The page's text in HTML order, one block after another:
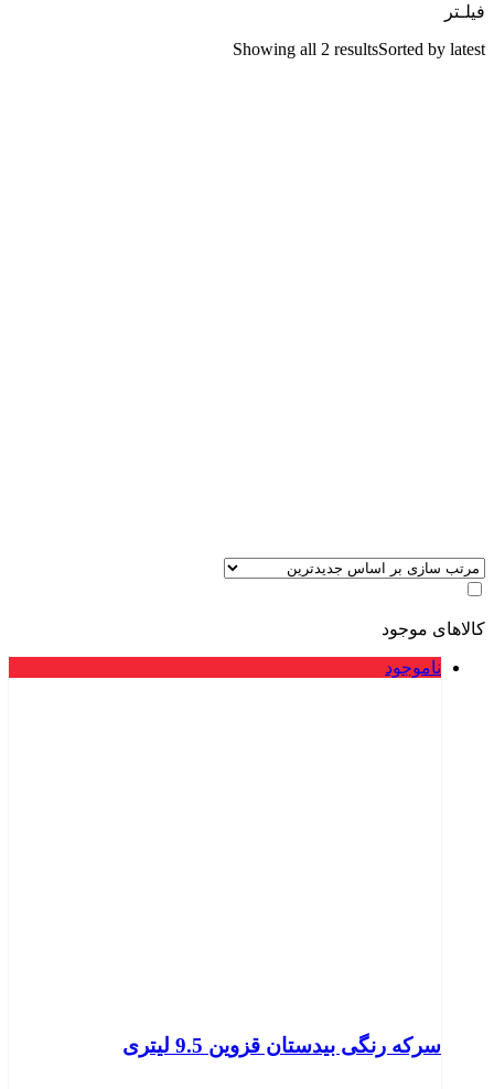
فیلـتر
Showing all 2 resultsSorted by latest
کالاهای موجود
ناموجود
سرکه رنگی بیدستان قزوین 9.5 لیتری